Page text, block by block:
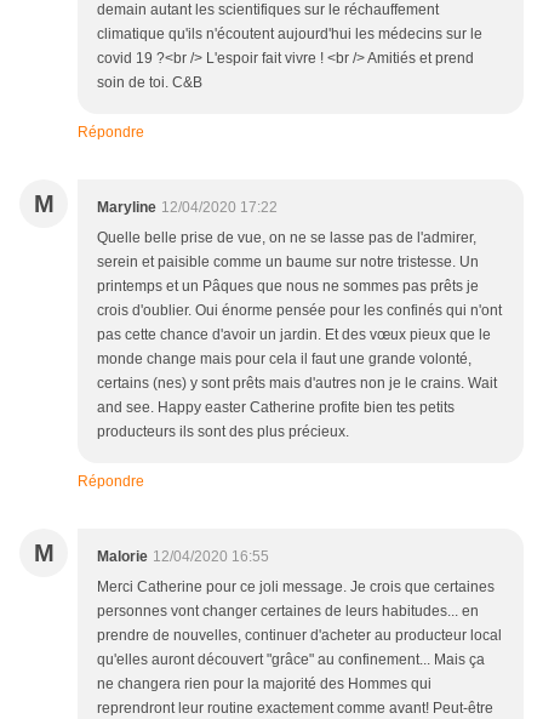
demain autant les scientifiques sur le réchauffement
climatique qu'ils n'écoutent aujourd'hui les médecins sur le
covid 19 ?<br /> L'espoir fait vivre ! <br /> Amitiés et prend
soin de toi. C&B
Répondre
M Maryline 12/04/2020 17:22
Quelle belle prise de vue, on ne se lasse pas de l'admirer,
serein et paisible comme un baume sur notre tristesse. Un
printemps et un Pâques que nous ne sommes pas prêts je
crois d'oublier. Oui énorme pensée pour les confinés qui n'ont
pas cette chance d'avoir un jardin. Et des vœux pieux que le
monde change mais pour cela il faut une grande volonté,
certains (nes) y sont prêts mais d'autres non je le crains. Wait
and see. Happy easter Catherine profite bien tes petits
producteurs ils sont des plus précieux.
Répondre
M Malorie 12/04/2020 16:55
Merci Catherine pour ce joli message. Je crois que certaines
personnes vont changer certaines de leurs habitudes... en
prendre de nouvelles, continuer d'acheter au producteur local
qu'elles auront découvert "grâce" au confinement... Mais ça
ne changera rien pour la majorité des Hommes qui
reprendront leur routine exactement comme avant! Peut-être